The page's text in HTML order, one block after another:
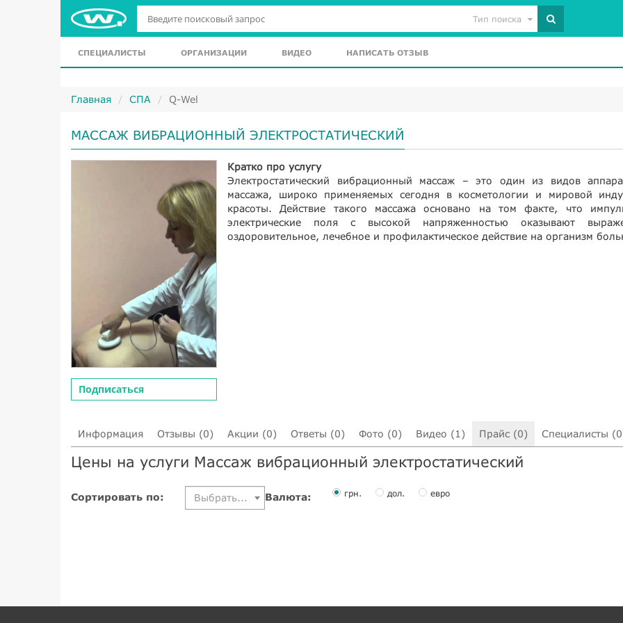
Тип поиска
СПЕЦИАЛИСТЫ ОРГАНИЗАЦИИ ВИДЕО НАПИСАТЬ ОТЗЫВ
Главная СПА Q-Wel
МАССАЖ ВИБРАЦИОННЫЙ ЭЛЕКТРОСТАТИЧЕСКИЙ
Подписаться
Кратко про услугу
Электростатический вибрационный массаж – это один из видов
массажа, широко применяемых сегодня в косметологии и мировой
красоты. Действие такого массажа основано на том факте, что
электрические поля с высокой напряженностью оказывают
оздоровительное, лечебное и профилактическое действие на организм
Информация Отзывы (0) Акции (0) Ответы (0) Фото (0) Видео (1) Прайс (0) Специалисты
Цены на услуги Массаж вибрационный электростатический
Сортировать по: Выбрать... Валюта: грн. дол. евро